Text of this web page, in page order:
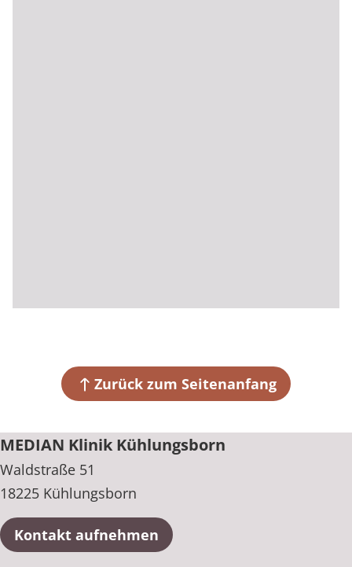
Zurück zum Seitenanfang
MEDIAN Klinik Kühlungsborn
Waldstraße 51
18225 Kühlungsborn
Kontakt aufnehmen